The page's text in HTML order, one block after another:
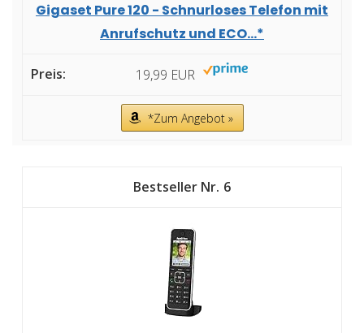
Gigaset Pure 120 - Schnurloses Telefon mit
Anrufschutz und ECO...*
19,99 EUR
*Zum Angebot »
6